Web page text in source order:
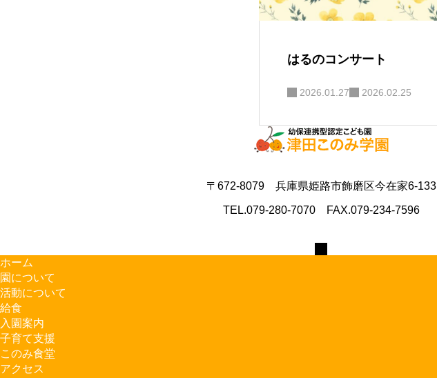
はるのコンサート
2026.01.27 2026.02.25
〒672-8079 兵庫県姫路市飾磨区今在家6-133
TEL.079-280-7070 FAX.079-234-7596
ホーム
園について
活動について
給食
入園案内
子育て支援
このみ食堂
アクセス